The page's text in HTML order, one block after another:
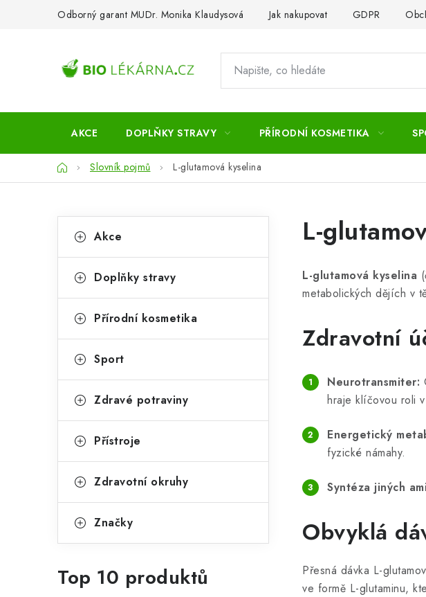
Odborný garant MUDr. Monika Klaudysová Jak nakupovat GDPR
AKCE DOPLŇKY STRAVY PŘÍRODNÍ KOSMETIKA
DomůSlovník pojmů L-glutamová kyselina
o
t
r
n
n
p
e
l
kategorie
a
e
o
i
Akce
Doplňky stravy
Přírodní kosmetika
Sport
Zdravé potraviny
Přístroje
Zdravotní okruhy
Značky
Top 10 produktů
L-
L-glutamová kyselina
metabolických dějích v
Zdravotní
Neurotransmiter:
hraje klíčovou roli
Energetický
fyzické námahy.
Syntéza jiných
Obvyklá
Přesná dávka L-
ve formě L-glutaminu,